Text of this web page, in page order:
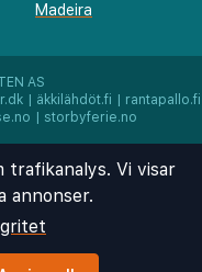
Madeira
AS
äkkilähdöt.fi
rantapallo.fi
storbyferie.no
trafikanalys. Vi visar
annonser.